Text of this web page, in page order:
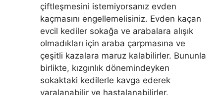
çiftleşmesini istemiyorsanız evden
kaçmasını engellemelisiniz. Evden kaçan
evcil kediler sokağa ve arabalara alışık
olmadıkları için araba çarpmasına ve
çeşitli kazalara maruz kalabilirler. Bununla
birlikte, kızgınlık dönemindeyken
sokaktaki kedilerle kavga ederek
yaralanabilir ve hastalanabilirler.